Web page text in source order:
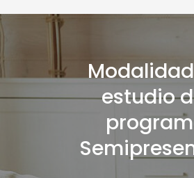
estudio